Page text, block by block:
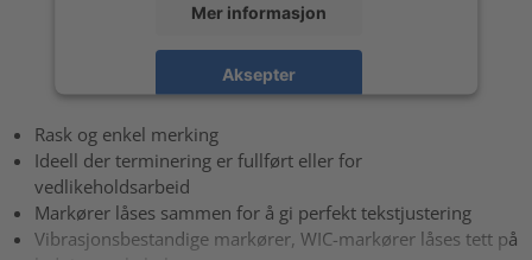
Mer informasjon
Aksepter
Rask og enkel merking
Ideell der terminering er fullført eller for
vedlikeholdsarbeid
Markører låses sammen for å gi perfekt tekstjustering
Vibrasjonsbestandige markører, WIC-markører låses tett på